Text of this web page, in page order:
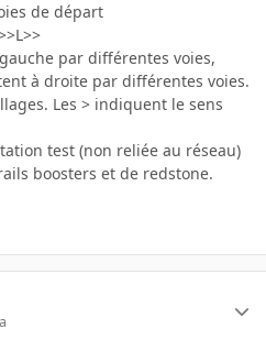
de départ
par différentes voies,
à droite par différentes voies.
Les > indiquent le sens
test (non reliée au réseau)
boosters et de redstone.